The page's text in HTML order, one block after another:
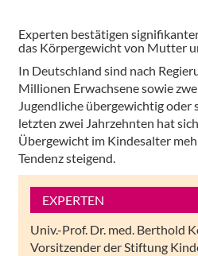
Experten bestätigen
das Körpergewicht von Mutter
In Deutschland sind nach
Millionen Erwachsene sowie
Jugendliche übergewichtig oder
letzten zwei Jahrzehnten hat
Übergewicht im Kindesalter
Tendenz steigend.
EXPERTEN
Univ.-Prof. Dr. med. Berthold
Vorsitzender der Stiftung